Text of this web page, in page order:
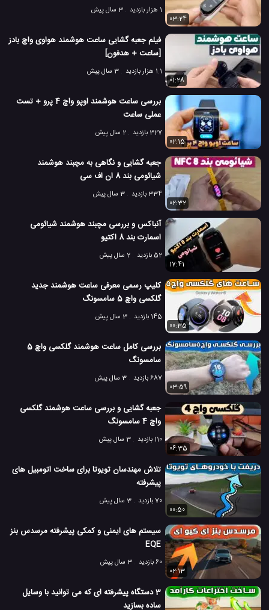
1 هزار بازدید
3 سال پیش
03:24
فیلم جعبه گشایی ساعت هوشمند هواوی واچ بادز
[ساعت + هدفون]
1.1 هزار بازدید
3 سال پیش
01:28
بررسی ساعت هوشمند اوپو واچ 4 پرو + تست
عملی ساعت
327 بازدید
2 سال پیش
02:15
جعبه گشایی و نگاهی به مچبند هوشمند
شیائومی بند 8 ان اف سی
334 بازدید
3 سال پیش
02:32
آنباکس و بررسی مچبند هوشمند شیائومی
اسمارت بند 8 اکتیو
52 بازدید
2 سال پیش
17:41
کلیپ رسمی معرفی ساعت هوشمند جدید
گلکسی واچ 5 سامسونگ
145 بازدید
3 سال پیش
00:35
بررسی کامل ساعت هوشمند گلکسی واچ 5
سامسونگ
687 بازدید
3 سال پیش
03:59
جعبه گشایی و بررسی ساعت هوشمند گلکسی
واچ 4 سامسونگ
110 بازدید
3 سال پیش
06:35
تلاش مهندسان تویوتا برای ساخت اتومبیل های
پیشرفته
70 بازدید
3 سال پیش
00:50
سیستم های ایمنی و کمکی پیشرفته مرسدس بنز
EQE
60 بازدید
3 سال پیش
02:13
3 دستگاه پیشرفته ای که می توانید با وسایل
ساده بسازید